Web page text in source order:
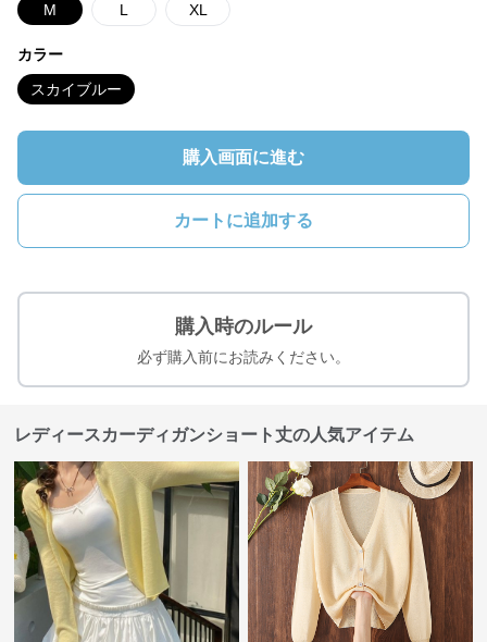
M L XL
カラー
スカイブルー
購入画面に進む
カートに追加する
購入時のルール
必ず購入前にお読みください。
レディースカーディガンショート丈の人気アイテム